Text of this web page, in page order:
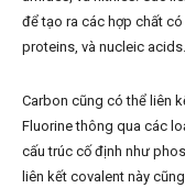
để tạo ra các hợp chất
proteins, và nucleic acids.
Carbon cũng có thể liên
Fluorine thông qua các
cấu trúc cố định như
liên kết covalent này